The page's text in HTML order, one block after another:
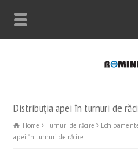
Distribuția apei în turnuri de
Home Turnuri de răcire
apei în turnuri de răcire